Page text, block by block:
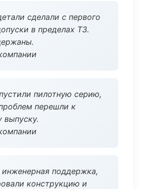
сделали с первого
в пределах ТЗ.
пилотную серию,
перешли к
выпуску.
инженерная поддержка,
конструкцию и